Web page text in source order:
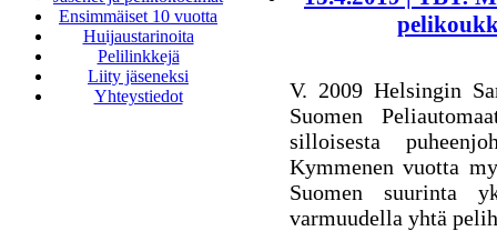
Ensimmäiset 10 vuotta
Huijaustarinoita
Pelilinkkejä
Liity jäseneksi
Yhteystiedot
V. 2009 Helsingin
Suomen
silloisesta
Kymmenen vuotta
Suomen suurinta
varmuudella yhtä